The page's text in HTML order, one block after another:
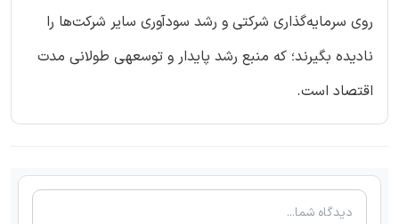
روی سرمایه‌گذاری شرکتی و رشد سودآوری سایر شرکت‌ها را
نادیده بگیرند؛ که منبع رشد پایدار و توسعه‎ی طولانی مدت
اقتصاد است.